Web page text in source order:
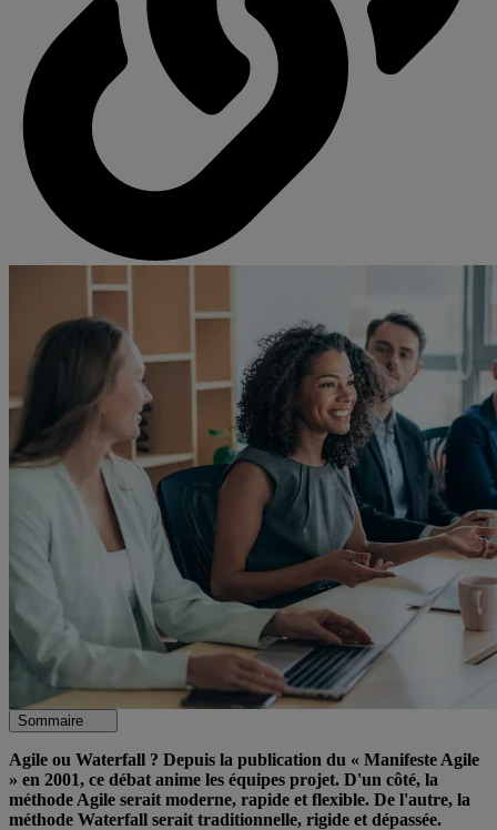
Sommaire
Agile ou Waterfall ? Depuis la publication du « Manifeste Agile
» en 2001, ce débat anime les équipes projet. D'un côté, la
méthode Agile serait moderne, rapide et flexible. De l'autre, la
méthode Waterfall serait traditionnelle, rigide et dépassée.